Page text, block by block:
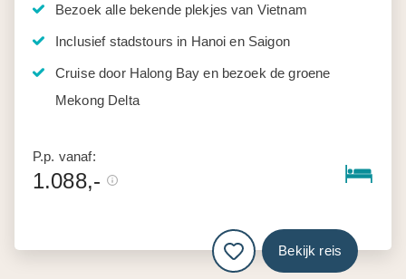
Bezoek alle bekende plekjes van Vietnam
Inclusief stadstours in Hanoi en Saigon
Cruise door Halong Bay en bezoek de groene
Mekong Delta
P.p. vanaf:
1.088,-
Bekijk reis